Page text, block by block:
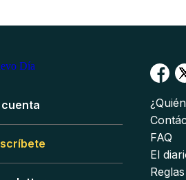
cuenta
FAQ
El